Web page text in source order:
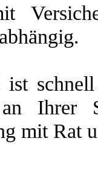
ist
an
mit Rat